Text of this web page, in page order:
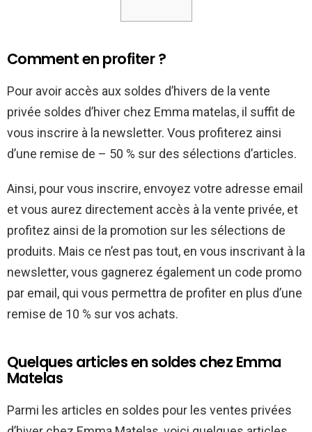
Comment en profiter ?
Pour avoir accès aux soldes d’hivers de la vente
privée soldes d’hiver chez Emma matelas, il suffit de
vous inscrire à la newsletter. Vous profiterez ainsi
d’une remise de – 50 % sur des sélections d’articles.
Ainsi, pour vous inscrire, envoyez votre adresse email
et vous aurez directement accès à la vente privée, et
profitez ainsi de la promotion sur les sélections de
produits. Mais ce n’est pas tout, en vous inscrivant à la
newsletter, vous gagnerez également un code promo
par email, qui vous permettra de profiter en plus d’une
remise de 10 % sur vos achats.
Quelques articles en soldes chez Emma
Matelas
Parmi les articles en soldes pour les ventes privées